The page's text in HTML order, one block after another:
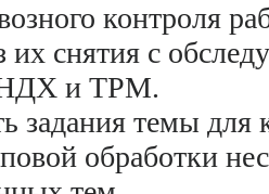
контроля
их снятия с
и ТРМ.
задания темы для
обработки